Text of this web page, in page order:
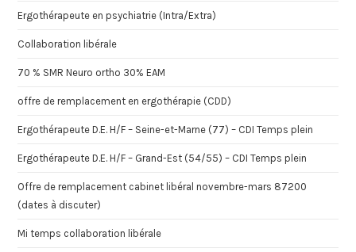
Ergothérapeute en psychiatrie (Intra/Extra)
Collaboration libérale
70 % SMR Neuro ortho 30% EAM
offre de remplacement en ergothérapie (CDD)
Ergothérapeute D.E. H/F – Seine-et-Marne (77) – CDI Temps plein
Ergothérapeute D.E. H/F – Grand-Est (54/55) – CDI Temps plein
Offre de remplacement cabinet libéral novembre-mars 87200
(dates à discuter)
Mi temps collaboration libérale